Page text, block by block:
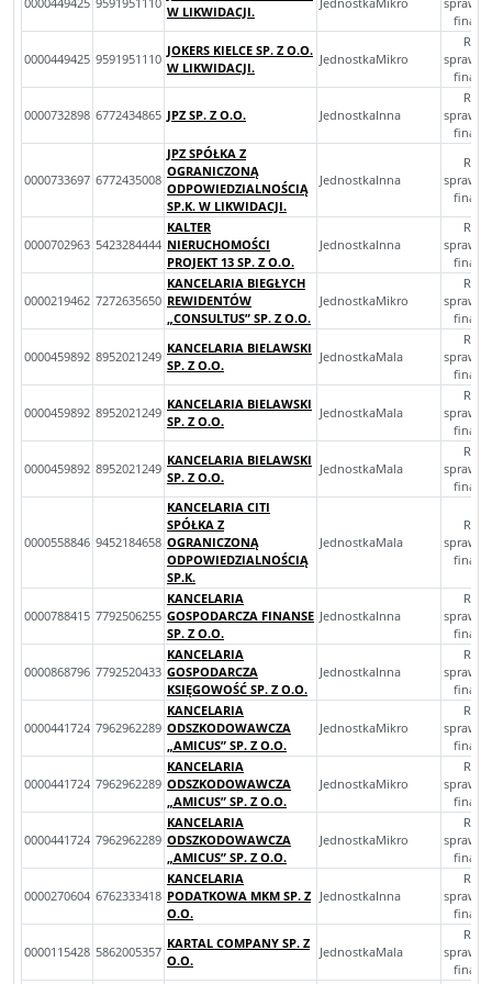
W LIKWIDACJI.
0000449425 9591951110
JOKERS KIELCE SP. Z O.O.
W LIKWIDACJI.
JednostkaMikro
0000732898 6772434865 JPZ SP. Z O.O. JednostkaInna
0000733697 6772435008
JPZ SPÓŁKA Z
OGRANICZONĄ
ODPOWIEDZIALNOŚCIĄ
SP.K. W LIKWIDACJI.
JednostkaInna
0000702963 5423284444
KALTER
NIERUCHOMOŚCI
PROJEKT 13 SP. Z O.O.
JednostkaInna
0000219462 7272635650
KANCELARIA BIEGŁYCH
REWIDENTÓW
„CONSULTUS” SP. Z O.O.
JednostkaMikro
0000459892 8952021249
KANCELARIA BIELAWSKI
SP. Z O.O.
JednostkaMala
0000459892 8952021249
KANCELARIA BIELAWSKI
SP. Z O.O.
JednostkaMala
0000459892 8952021249
KANCELARIA BIELAWSKI
SP. Z O.O.
JednostkaMala
0000558846 9452184658
KANCELARIA CITI
SPÓŁKA Z
OGRANICZONĄ
ODPOWIEDZIALNOŚCIĄ
SP.K.
JednostkaMala
0000788415 7792506255
KANCELARIA
GOSPODARCZA FINANSE
SP. Z O.O.
JednostkaInna
0000868796 7792520433
KANCELARIA
GOSPODARCZA
KSIĘGOWOŚĆ SP. Z O.O.
JednostkaInna
0000441724 7962962289
KANCELARIA
ODSZKODOWAWCZA
„AMICUS” SP. Z O.O.
JednostkaMikro
0000441724 7962962289
KANCELARIA
ODSZKODOWAWCZA
„AMICUS” SP. Z O.O.
JednostkaMikro
0000441724 7962962289
KANCELARIA
ODSZKODOWAWCZA
„AMICUS” SP. Z O.O.
JednostkaMikro
0000270604 6762333418
KANCELARIA
PODATKOWA MKM SP. Z
O.O.
JednostkaInna
0000115428 5862005357
KARTAL COMPANY SP. Z
O.O.
JednostkaMala